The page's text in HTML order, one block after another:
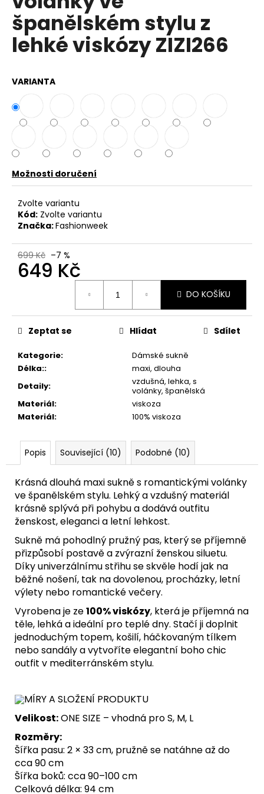
z
5
hvězdiček.
španělském stylu z
lehké viskózy ZIZI266
VARIANTA
Možnosti doručení
Zvolte variantu
Kód: Zvolte variantu
Značka:Fashionweek
699 Kč –7 %
649 Kč
DO KOŠÍKU
Kategorie:
Dámské sukně
Délka::
maxi, dlouha
Detaily:
vzdušná, lehka, s
volánky, španělská
Materiál:
viskoza
Materiál: 100% viskoza
Zeptat se Hlídat Sdílet
Popis Související (10) Podobné (10)
Krásná dlouhá maxi sukně s romantickými volánky
ve španělském stylu. Lehký a vzdušný materiál
krásně splývá při pohybu a dodává outfitu
ženskost, eleganci a letní lehkost.
Sukně má pohodlný pružný pas, který se příjemně
přizpůsobí postavě a zvýrazní ženskou siluetu.
Díky univerzálnímu střihu se skvěle hodí jak na
běžné nošení, tak na dovolenou, procházky, letní
výlety nebo romantické večery.
Vyrobena je ze100% viskózy, která je příjemná na
těle, lehká a ideální pro teplé dny. Stačí ji doplnit
jednoduchým topem, košilí, háčkovaným tílkem
nebo sandály a vytvoříte elegantní boho chic
outfit v mediterránském stylu.
MÍRY A SLOŽENÍ PRODUKTU
Velikost:ONE SIZE – vhodná pro S, M, L
Rozměry:
Šířka pasu: 2 × 33 cm, pružně se natáhne až do
cca 90 cm
Šířka boků: cca 90–100 cm
Celková délka: 94 cm
u
j
e
m
DÁMSKÉ
LETNÍ
ŠATY
Z
VISKÓZY
OVERSIZE
IT-
ELISABETH
799
Kč